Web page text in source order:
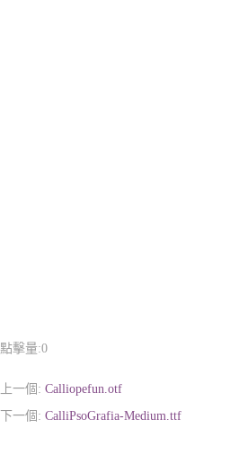
點擊量:0
上一個: Calliopefun.otf
下一個: CalliPsoGrafia-Medium.ttf